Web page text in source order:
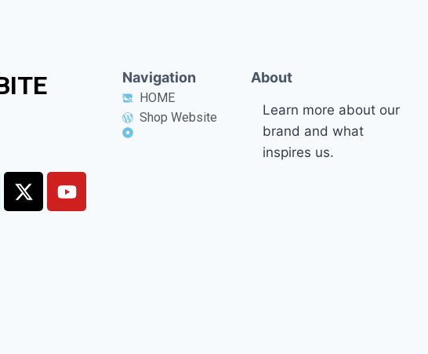
Navigation
HOME
Shop Website
About
Learn more about our
brand and what
inspires us.